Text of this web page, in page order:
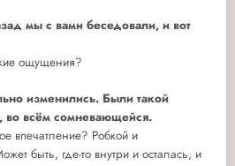
мы с вами беседовали, и вот
ощущения?
изменились. Были такой
во всём сомневающейся.
впечатление? Робкой и
быть, где-то внутри и осталась, и